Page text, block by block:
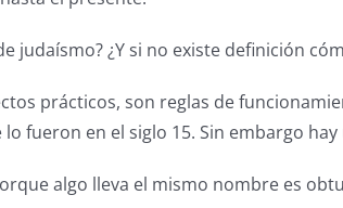
judaísmo? ¿Y si no existe definición
prácticos, son reglas de
fueron en el siglo 15. Sin embargo
algo lleva el mismo nombre es